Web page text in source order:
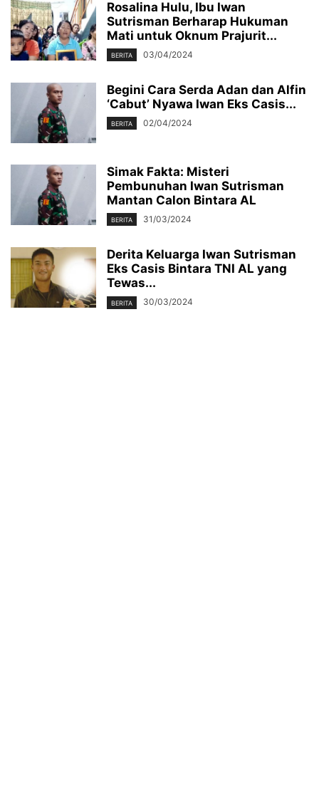
Rosalina Hulu, Ibu Iwan
Sutrisman Berharap Hukuman
Mati untuk Oknum Prajurit...
BERITA 03/04/2024
Begini Cara Serda Adan dan Alfin
‘Cabut’ Nyawa Iwan Eks Casis...
BERITA 02/04/2024
Simak Fakta: Misteri
Pembunuhan Iwan Sutrisman
Mantan Calon Bintara AL
BERITA 31/03/2024
Derita Keluarga Iwan Sutrisman
Eks Casis Bintara TNI AL yang
Tewas...
BERITA 30/03/2024